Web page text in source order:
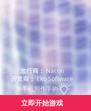
发行商： Nacon
开发商： Eko Software
将手机用作手柄
立即开始游戏